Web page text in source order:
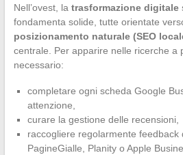
Nell’ovest, la trasformazione digitale
fondamenta solide, tutte orientate
posizionamento naturale (SEO
centrale. Per apparire nelle ricerche a
necessario:
completare ogni scheda Google
attenzione,
curare la gestione delle recensioni,
raccogliere regolarmente feedback
PagineGialle, Planity o Apple